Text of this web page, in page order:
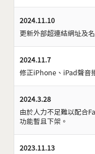
2024.11.10
更新外部超連結網址及
2024.11.7
修正iPhone、iPad聲音
2024.3.28
由於人力不足難以配合
功能暫且下架。
2023.11.13